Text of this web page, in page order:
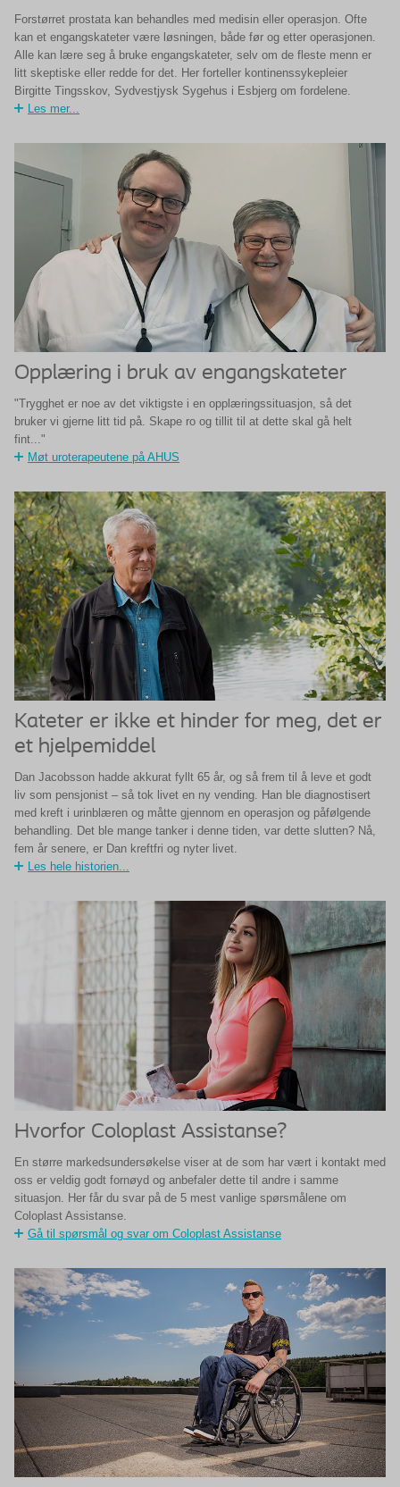
Forstørret prostata kan behandles med medisin eller operasjon. Ofte
kan et engangskateter være løsningen, både før og etter operasjonen.
Alle kan lære seg å bruke engangskateter, selv om de fleste menn er
litt skeptiske eller redde for det. Her forteller kontinenssykepleier
Birgitte Tingsskov, Sydvestjysk Sygehus i Esbjerg om fordelene.
Les mer...
Opplæring i bruk av engangskateter
"Trygghet er noe av det viktigste i en opplæringssituasjon, så det
bruker vi gjerne litt tid på. Skape ro og tillit til at dette skal gå helt
fint..."
Møt uroterapeutene på AHUS
Kateter er ikke et hinder for meg, det er
et hjelpemiddel
Dan Jacobsson hadde akkurat fyllt 65 år, og så frem til å leve et godt
liv som pensjonist – så tok livet en ny vending. Han ble diagnostisert
med kreft i urinblæren og måtte gjennom en operasjon og påfølgende
behandling. Det ble mange tanker i denne tiden, var dette slutten? Nå,
fem år senere, er Dan kreftfri og nyter livet.
Les hele historien...
Hvorfor Coloplast Assistanse?
En større markedsundersøkelse viser at de som har vært i kontakt med
oss er veldig godt fornøyd og anbefaler dette til andre i samme
situasjon. Her får du svar på de 5 mest vanlige spørsmålene om
Coloplast Assistanse.
Gå til spørsmål og svar om Coloplast Assistanse